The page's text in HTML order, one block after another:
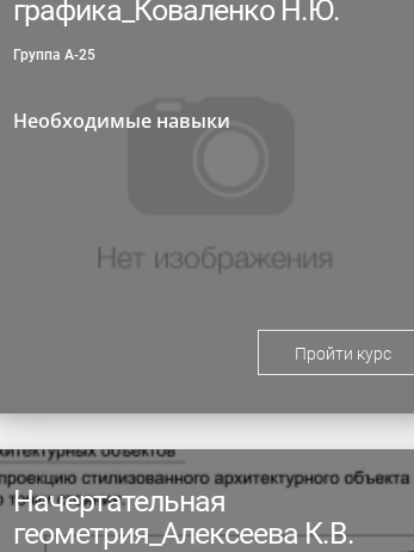
графика_Коваленко Н.Ю.
Группа А-25
Необходимые навыки
Пройти курс
Начертательная
геометрия_Алексеева К.В.